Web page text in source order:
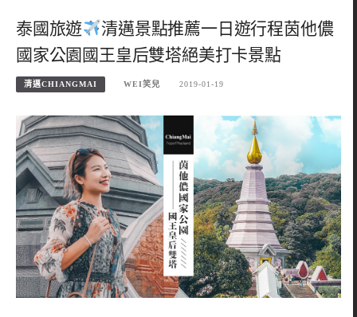
泰國旅遊
清邁景點推薦一日遊行程茵他儂
國家公園國王皇后雙塔絕美打卡景點
清邁CHIANGMAI WEI笑兒 2019-01-19